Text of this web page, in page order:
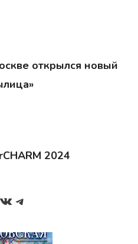
открылся новый
2024
ВКонтакте
Telegram